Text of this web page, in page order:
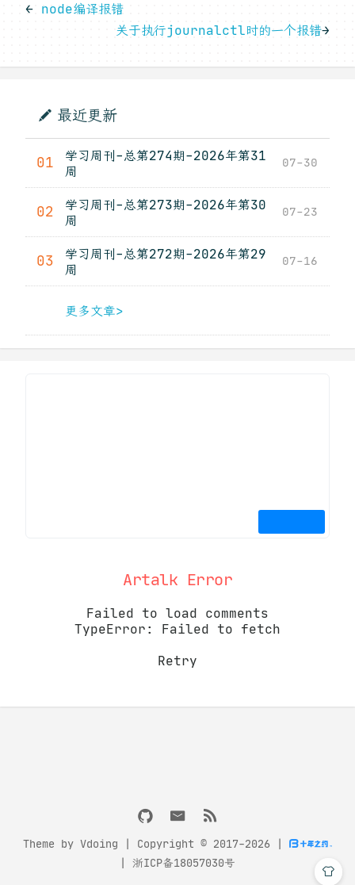
← node编译报错
关于执行journalctl时的一个报错→
最近更新
01
学习周刊-总第274期-2026年第31
周
07-30
02
学习周刊-总第273期-2026年第30
周
07-23
03
学习周刊-总第272期-2026年第29
周
07-16
更多文章>
Artalk Error
Failed to load comments
TypeError: Failed to fetch
Retry
Theme by Vdoing | Copyright © 2017-2026
浙ICP备18057030号